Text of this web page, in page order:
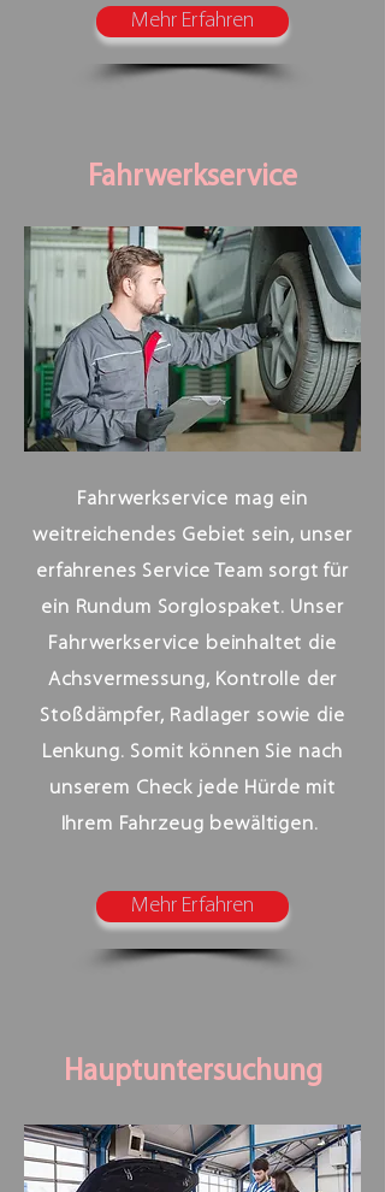
Mehr Erfahren
Fahrwerkservice
Fahrwerkservice mag ein
weitreichendes Gebiet sein, unser
erfahrenes Service Team sorgt für
ein Rundum Sorglospaket. Unser
Fahrwerkservice beinhaltet die
Achsvermessung, Kontrolle der
Stoßdämpfer, Radlager sowie die
Lenkung. Somit können Sie nach
unserem Check jede Hürde mit
Ihrem Fahrzeug bewältigen.
Mehr Erfahren
Hauptuntersuchung